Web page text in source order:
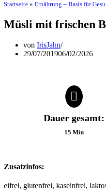
Startseite » Ernährung – Basis für
Müsli mit frischen
von IrisJahn
29/07/201906/02/2026
Dauer gesamt:
15 Min
Zusatzinfos:
eifrei, glutenfrei, kaseinfrei,